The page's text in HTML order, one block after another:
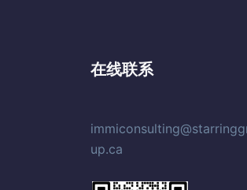
在线联系
up.ca